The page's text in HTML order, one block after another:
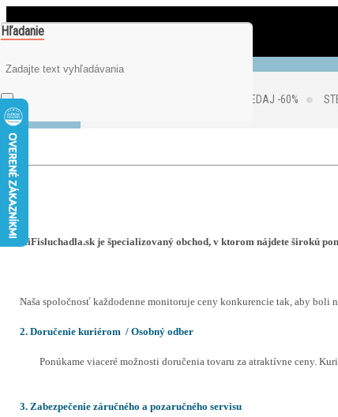
Hľadanie
VÝPREDAJ -60%
HiFisluchadla.sk je špecializovaný obchod, v ktorom nájdete širokú
Naša spoločnosť každodenne monitoruje ceny konkurencie tak, aby boli
2. Doručenie kuriérom / Osobný odber
Ponúkame viaceré možnosti doručenia tovaru za atraktívne ceny.
3. Zabezpečenie záručného a pozaručného servisu